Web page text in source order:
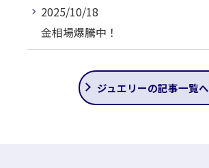
2025/10/18
金相場爆騰中！
ジュエリーの記事一覧へ